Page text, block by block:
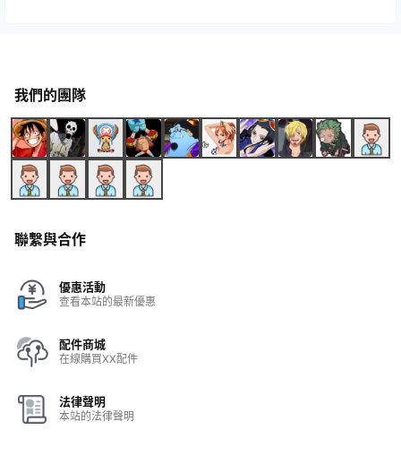
我們的團隊
聯繫與合作
優惠活動
查看本站的最新優惠
配件商城
在線購買XX配件
法律聲明
本站的法律聲明